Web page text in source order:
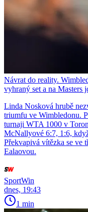
Návrat do reality.
vyhraný set a na Masters
Linda Nosková hrubě
triumfu ve Wimbledonu.
turnaji WTA 1000 v
McNallyové 6:7, 1:6,
Překvapivá vítězka se ve
Ealaovou.
SportWin
dnes, 19:43
1 min